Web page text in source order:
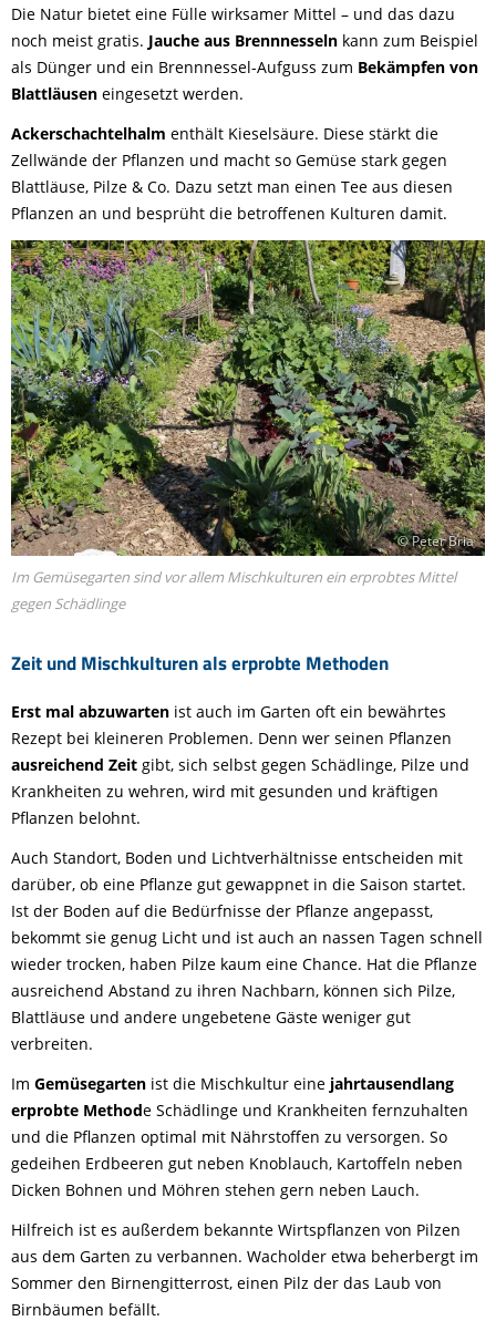
Die Natur bietet eine Fülle wirksamer Mittel – und das dazu
noch meist gratis. Jauche aus Brennnesseln kann zum Beispiel
als Dünger und ein Brennnessel-Aufguss zum Bekämpfen von
Blattläusen eingesetzt werden.
Ackerschachtelhalm enthält Kieselsäure. Diese stärkt die
Zellwände der Pflanzen und macht so Gemüse stark gegen
Blattläuse, Pilze & Co. Dazu setzt man einen Tee aus diesen
Pflanzen an und besprüht die betroffenen Kulturen damit.
Zeit und Mischkulturen als erprobte Methoden
© Peter Bria
Im Gemüsegarten sind vor allem Mischkulturen ein erprobtes Mittel
gegen Schädlinge
Erst mal abzuwarten ist auch im Garten oft ein bewährtes
Rezept bei kleineren Problemen. Denn wer seinen Pflanzen
ausreichend Zeit gibt, sich selbst gegen Schädlinge, Pilze und
Krankheiten zu wehren, wird mit gesunden und kräftigen
Pflanzen belohnt.
Auch Standort, Boden und Lichtverhältnisse entscheiden mit
darüber, ob eine Pflanze gut gewappnet in die Saison startet.
Ist der Boden auf die Bedürfnisse der Pflanze angepasst,
bekommt sie genug Licht und ist auch an nassen Tagen schnell
wieder trocken, haben Pilze kaum eine Chance. Hat die Pflanze
ausreichend Abstand zu ihren Nachbarn, können sich Pilze,
Blattläuse und andere ungebetene Gäste weniger gut
verbreiten.
Im Gemüsegarten ist die Mischkultur eine jahrtausendlang
erprobte Methode Schädlinge und Krankheiten fernzuhalten
und die Pflanzen optimal mit Nährstoffen zu versorgen. So
gedeihen Erdbeeren gut neben Knoblauch, Kartoffeln neben
Dicken Bohnen und Möhren stehen gern neben Lauch.
Hilfreich ist es außerdem bekannte Wirtspflanzen von Pilzen
aus dem Garten zu verbannen. Wacholder etwa beherbergt im
Sommer den Birnengitterrost, einen Pilz der das Laub von
Birnbäumen befällt.